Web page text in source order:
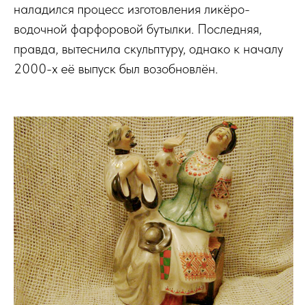
наладился процесс изготовления ликёро-
водочной фарфоровой бутылки. Последняя,
правда, вытеснила скульптуру, однако к началу
2000-х её выпуск был возобновлён.